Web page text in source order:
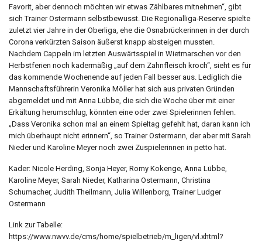
Favorit, aber dennoch möchten wir etwas Zählbares mitnehmen“, gibt
sich Trainer Ostermann selbstbewusst. Die Regionalliga-Reserve spielte
zuletzt vier Jahre in der Oberliga, ehe die Osnabrückerinnen in der durch
Corona verkürzten Saison äußerst knapp absteigen mussten.
Nachdem Cappeln im letzten Auswärtsspiel in Wietmarschen vor den
Herbstferien noch kadermäßig „auf dem Zahnfleisch kroch“, sieht es für
das kommende Wochenende auf jeden Fall besser aus. Lediglich die
Mannschaftsführerin Veronika Möller hat sich aus privaten Gründen
abgemeldet und mit Anna Lübbe, die sich die Woche über mit einer
Erkältung herumschlug, könnten eine oder zwei Spielerinnen fehlen.
„Dass Veronika schon mal an einem Spieltag gefehlt hat, daran kann ich
mich überhaupt nicht erinnern“, so Trainer Ostermann, der aber mit Sarah
Nieder und Karoline Meyer noch zwei Zuspielerinnen in petto hat.
Kader: Nicole Herding, Sonja Heyer, Romy Kokenge, Anna Lübbe,
Karoline Meyer, Sarah Nieder, Katharina Ostermann, Christina
Schumacher, Judith Theilmann, Julia Willenborg, Trainer Ludger
Ostermann
Link zur Tabelle:
https://www.nwvv.de/cms/home/spielbetrieb/m_ligen/vl.xhtml?